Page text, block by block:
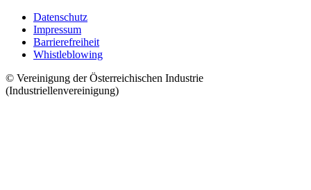
Datenschutz
Impressum
Barrierefreiheit
Whistleblowing
© Vereinigung der Österreichischen Industrie
(Industriellenvereinigung)